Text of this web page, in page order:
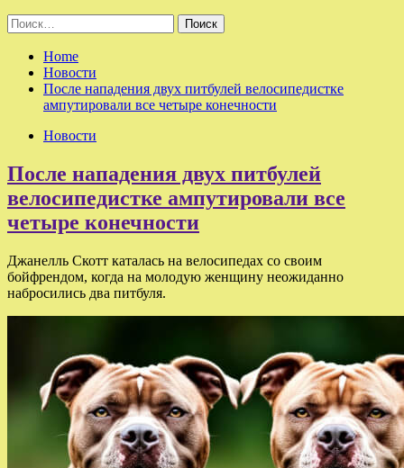
Найти:
Home
Новости
После нападения двух питбулей велосипедистке
ампутировали все четыре конечности
Новости
После нападения двух питбулей
велосипедистке ампутировали все
четыре конечности
Джанелль Скотт каталась на велосипедах со своим
бойфрендом, когда на молодую женщину неожиданно
набросились два питбуля.